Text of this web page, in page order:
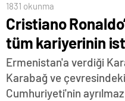
1831 okunma
Cristiano
tüm kariyerinin
Ermenistan'a verdiği
Karabağ ve
Cumhuriyeti'nin